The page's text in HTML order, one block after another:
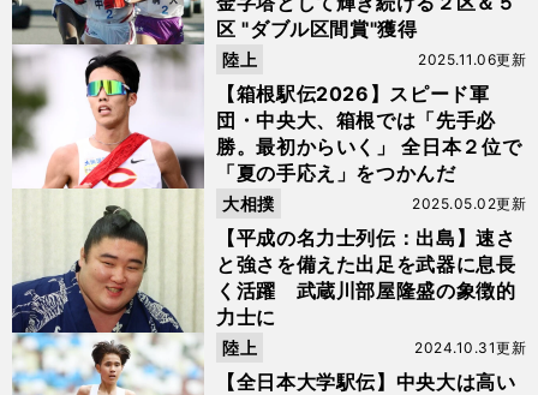
区 "ダブル区間賞"獲得
【箱根駅伝2026】スピード軍
団・中央大、箱根では「先手必
勝。最初からいく」 全日本２位で
「夏の手応え」をつかんだ
2025.11.06更新
陸上
【平成の名力士列伝：出島】速さ
と強さを備えた出足を武器に息長
く活躍 武蔵川部屋隆盛の象徴的
力士に
2025.05.02更新
大相撲
【全日本大学駅伝】中央大は高い
2024.10.31更新
陸上